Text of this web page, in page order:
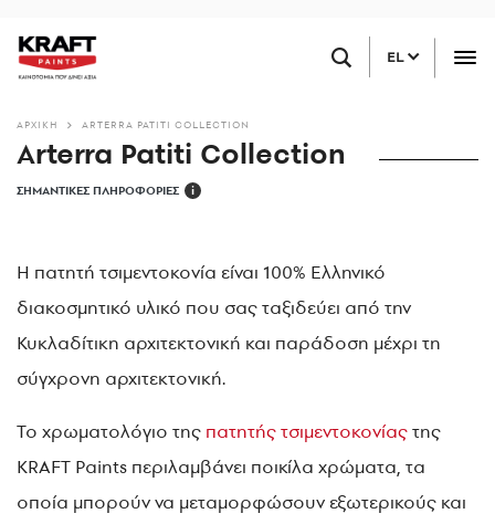
προς
περιεχόμενο
EL
ΑΡΧΙΚΗ ARTERRA PATITI COLLECTION
Arterra Patiti Collection
ΣΗΜΑΝΤΙΚΕΣ ΠΛΗΡΟΦΟΡΙΕΣ i
Η πατητή τσιμεντοκονία είναι 100% Ελληνικό
διακοσμητικό υλικό που σας ταξιδεύει από την
Κυκλαδίτικη αρχιτεκτονική και παράδοση μέχρι τη
σύγχρονη αρχιτεκτονική.
Το χρωματολόγιο της πατητής τσιμεντοκονίαςτης
KRAFT Paints περιλαμβάνει ποικίλα χρώματα, τα
οποία μπορούν να μεταμορφώσουν εξωτερικούς και